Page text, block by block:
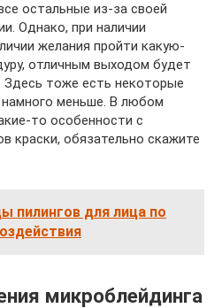
остальные из-за своей
Однако, при наличии
желания пройти какую-
отличным выходом будет
Здесь тоже есть некоторые
намного меньше. В любом
то особенности с
краски, обязательно скажите
пилингов для лица по
микроблейдинга